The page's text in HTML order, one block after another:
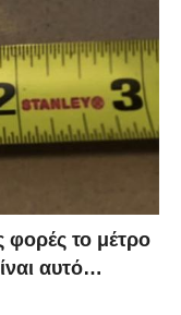
φορές το μέτρο
αυτό…